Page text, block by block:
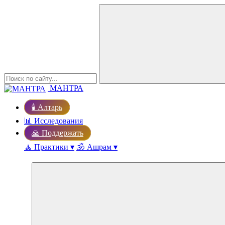
МАНТРА
🕯️ Алтарь
📊 Исследования
🙏 Поддержать
🧘 Практики ▾ 🕉️ Ашрам ▾